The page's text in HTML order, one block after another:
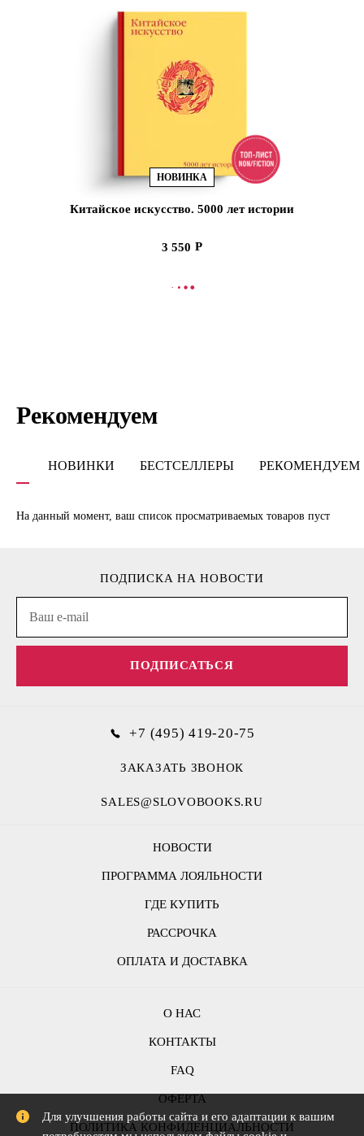
НОВИНКА
Китайское искусство. 5000 лет истории
3 550
В КОРЗИНУ
Рекомендуем
НОВИНКИ БЕСТСЕЛЛЕРЫ РЕКОМЕНДУЕМ
На данный момент, ваш список просматриваемых товаров пуст
НОВОСТИ
ПРОГРАММА ЛОЯЛЬНОСТИ
ГДЕ КУПИТЬ
РАССРОЧКА
ОПЛАТА И ДОСТАВКА
ПОДПИСКА НА НОВОСТИ
ПОДПИСАТЬСЯ
О НАС
КОНТАКТЫ
FAQ
ОФЕРТА
ПОЛИТИКА КОНФИДЕНЦИАЛЬНОСТИ
+7 (495) 419-20-75
ЗАКАЗАТЬ ЗВОНОК
SALES@SLOVOBOOKS.RU
Для улучшения работы сайта и его адаптации к вашим